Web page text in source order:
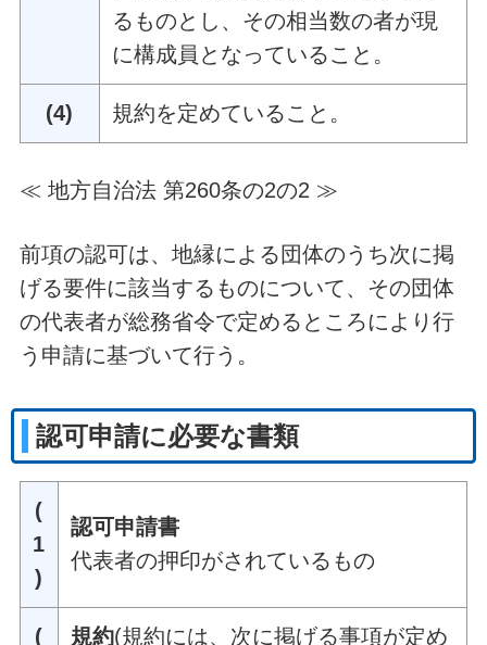
るものとし、その相当数の者が現
に構成員となっていること。
(4) 規約を定めていること。
≪ 地方自治法 第260条の2の2 ≫
前項の認可は、地縁による団体のうち次に掲
げる要件に該当するものについて、その団体
の代表者が総務省令で定めるところにより行
う申請に基づいて行う。
認可申請に必要な書類
(
1
)
認可申請書
代表者の押印がされているもの
( 規約(規約には、次に掲げる事項が定め